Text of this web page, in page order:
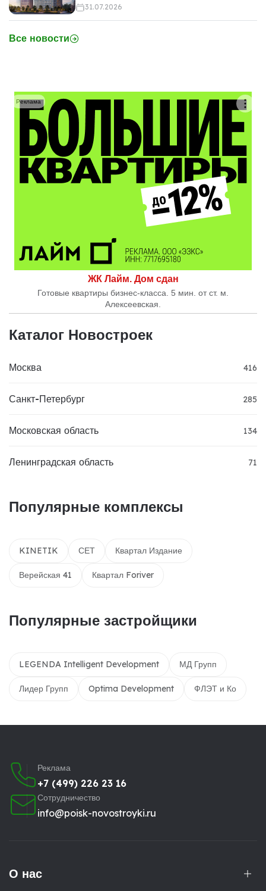
31.07.2026
Все новости
ЖК Лайм. Дом сдан
Готовые квартиры бизнес-класса. 5 мин. от ст. м.
Алексеевская.
Реклама
Каталог Новостроек
Москва 416
Санкт-Петербург 285
Московская область 134
Ленинградская область 71
Популярные комплексы
KINETIK СЕТ Квартал Издание
Верейская 41 Квартал Foriver
Популярные застройщики
LEGENDA Intelligent Development МД Групп
Лидер Групп Optima Development ФЛЭТ и Ко
Реклама
+7 (499) 226 23 16
Сотрудничество
info@poisk-novostroyki.ru
О нас